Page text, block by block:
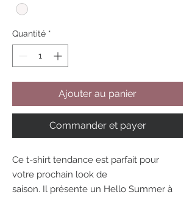
Quantité *
Ajouter au panier
Commander et payer
Ce t-shirt tendance est parfait pour
votre prochain look de
saison. Il présente un Hello Summer à